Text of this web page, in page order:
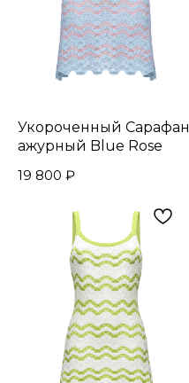
Укороченный Сарафан
ажурный Blue Rose
19 800 ₽